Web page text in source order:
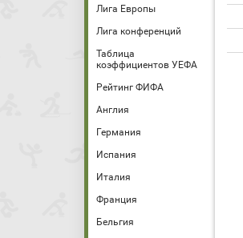
Лига Европы
Лига конференций
Таблица
коэффициентов УЕФА
Рейтинг ФИФА
Англия
Германия
Испания
Италия
Франция
Бельгия